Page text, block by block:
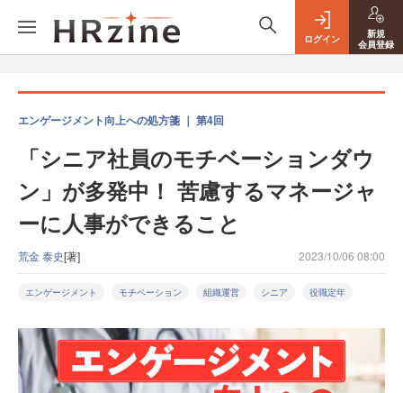
ログイン
新規
会員登録
エンゲージメント向上への処方箋 ｜ 第4回
「シニア社員のモチベーションダウ
ン」が多発中！ 苦慮するマネージャ
ーに人事ができること
荒金 泰史[著] 2023/10/06 08:00
エンゲージメント モチベーション 組織運営 シニア 役職定年